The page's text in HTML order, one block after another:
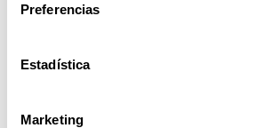
Preferencias
Estadística
Marketing